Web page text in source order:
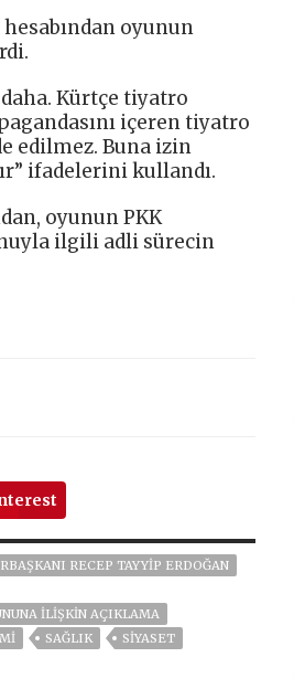
hesabından oyunun
Kürtçe tiyatro
içeren tiyatro
edilmez. Buna izin
ifadelerini kullandı.
oyunun PKK
ilgili adli sürecin
RECEP TAYYIP ERDOĞAN
ILIŞKIN AÇIKLAMA
SAĞLIK
SİYASET